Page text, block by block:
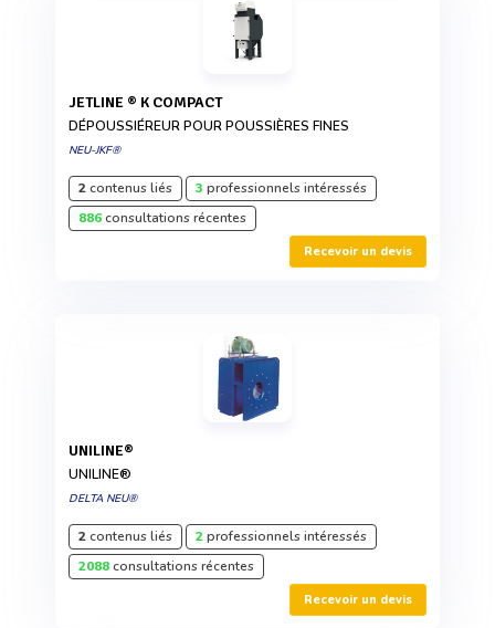
JETLINE ® K COMPACT
DÉPOUSSIÉREUR POUR POUSSIÈRES FINES
NEU-JKF®
2contenus liés 3 professionnels intéressés
886consultations récentes
Recevoir un devis
UNILINE®
UNILINE®
DELTA NEU®
2contenus liés 2professionnels intéressés
2088consultations récentes
Recevoir un devis